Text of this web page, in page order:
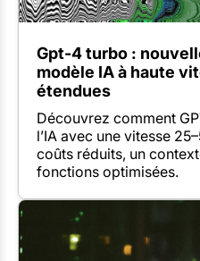
Gpt-4 turbo :
modèle IA à haute
étendues
Découvrez comment
l’IA avec une vitesse
coûts réduits, un
fonctions optimisées.